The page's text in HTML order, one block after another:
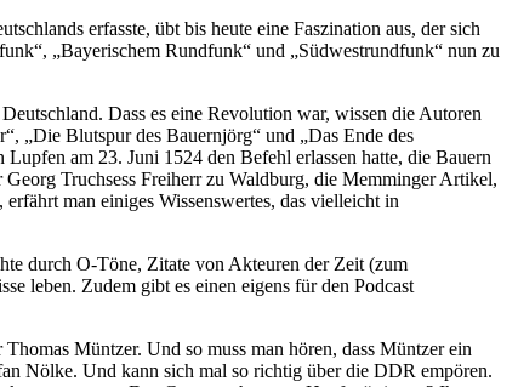
erfasste, übt bis heute eine Faszination aus, der sich
„Bayerischem Rundfunk“ und „Südwestrundfunk“ nun zu
Dass es eine Revolution war, wissen die Autoren
„Die Blutspur des Bauernjörg“ und „Das Ende des
am 23. Juni 1524 den Befehl erlassen hatte, die Bauern
Truchsess Freiherr zu Waldburg, die Memminger Artikel,
man einiges Wissenswertes, das vielleicht in
durch O-Töne, Zitate von Akteuren der Zeit (zum
leben. Zudem gibt es einen eigens für den Podcast
Müntzer. Und so muss man hören, dass Müntzer ein
Nölke. Und kann sich mal so richtig über die DDR empören.